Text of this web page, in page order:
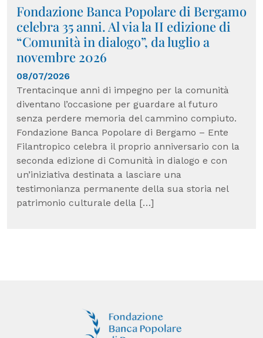
Fondazione Banca Popolare di Bergamo
celebra 35 anni. Al via la II edizione di
“Comunità in dialogo”, da luglio a
novembre 2026
08/07/2026
Trentacinque anni di impegno per la comunità
diventano l’occasione per guardare al futuro
senza perdere memoria del cammino compiuto.
Fondazione Banca Popolare di Bergamo – Ente
Filantropico celebra il proprio anniversario con la
seconda edizione di Comunità in dialogo e con
un’iniziativa destinata a lasciare una
testimonianza permanente della sua storia nel
patrimonio culturale della […]